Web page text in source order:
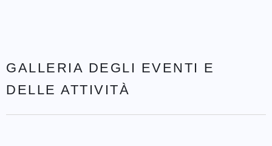
GALLERIA DEGLI EVENTI E
DELLE ATTIVITÀ